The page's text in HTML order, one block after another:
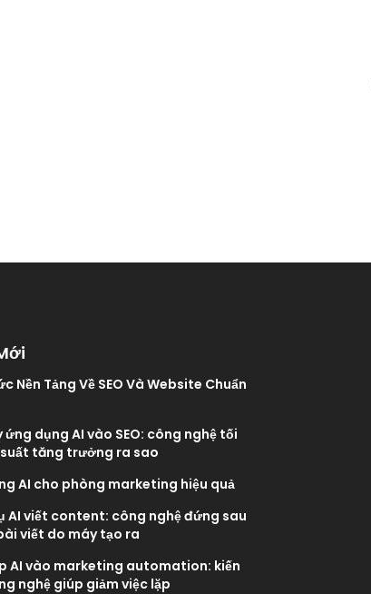
Nền Tảng Về SEO Và Website Chuẩn
ứng dụng AI vào SEO: công nghệ tối
tăng trưởng ra sao
AI cho phòng marketing hiệu quả
AI viết content: công nghệ đứng sau
viết do máy tạo ra
AI vào marketing automation: kiến
nghệ giúp giảm việc lặp